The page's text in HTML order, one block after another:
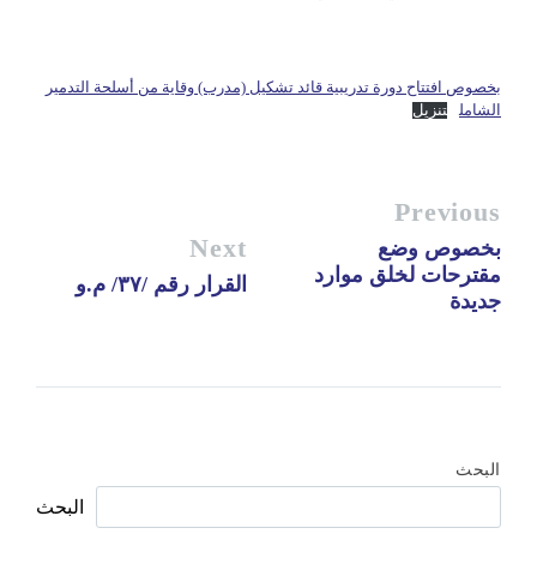
بخصوص افتتاح دورة تدريبية قائد تشكيل (مدرب) وقاية من أسلحة التدمير
الشامل
تنزيل
Previous
بخصوص وضع
مقترحات لخلق موارد
جديدة
Next
القرار رقم /٣٧/ م.و
البحث
البحث